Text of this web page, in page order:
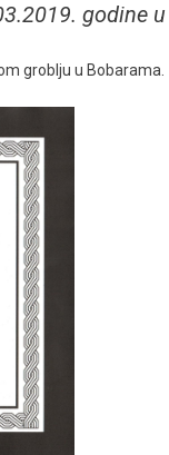
godine
groblju u Bobarama.